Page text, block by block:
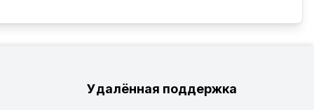
Удалённая поддержка